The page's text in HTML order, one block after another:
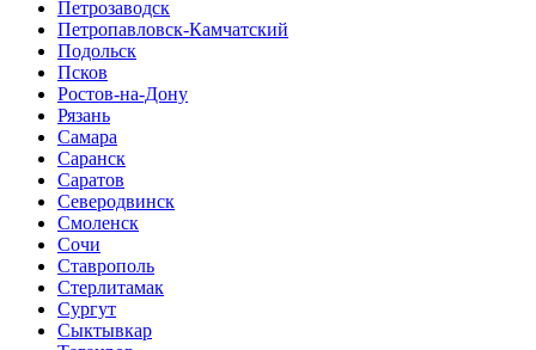
Петрозаводск
Петропавловск-Камчатский
Подольск
Псков
Ростов-на-Дону
Рязань
Самара
Саранск
Саратов
Северодвинск
Смоленск
Сочи
Ставрополь
Стерлитамак
Сургут
Сыктывкар